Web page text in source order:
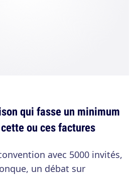
qui fasse un minimum
ou ces factures
avec 5000 invités,
un débat sur